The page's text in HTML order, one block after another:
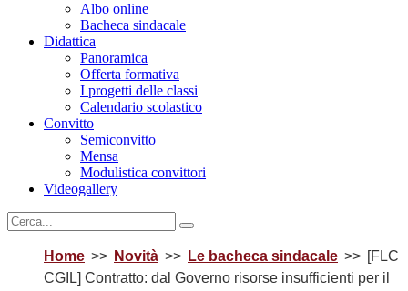
Albo online
Bacheca sindacale
Didattica
Panoramica
Offerta formativa
I progetti delle classi
Calendario scolastico
Convitto
Semiconvitto
Mensa
Modulistica convittori
Videogallery
Home Novità Le bacheca sindacale
[FLC
CGIL] Contratto: dal Governo risorse insufficienti per il